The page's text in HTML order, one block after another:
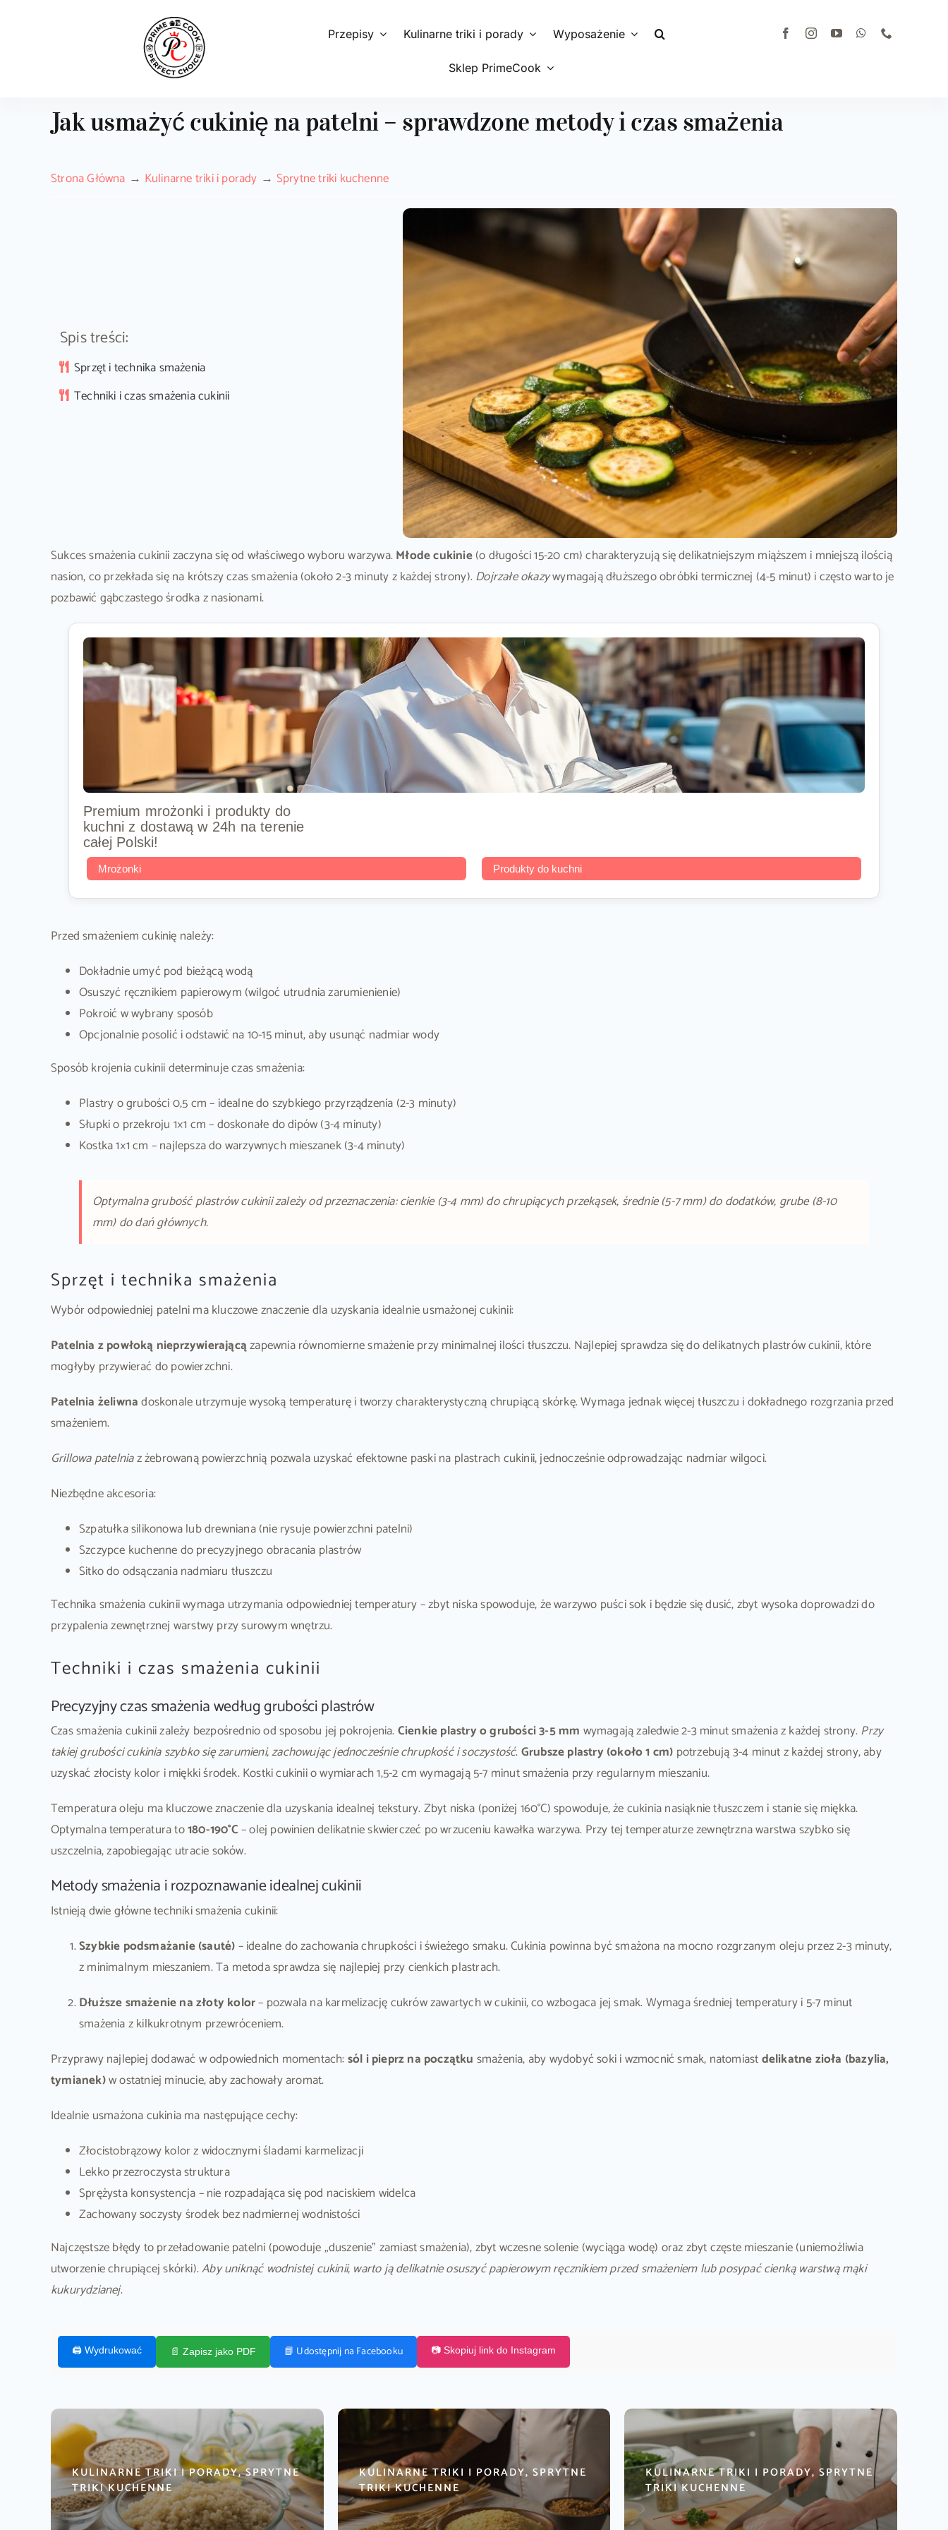
Przepisy Kulinarne triki i porady Wyposażenie
Sklep PrimeCook
Jak usmażyć cukinię na patelni – sprawdzone metody i czas smażenia
Strona Główna Kulinarne triki i porady Sprytne triki kuchenne
Spis treści:
Sprzęt i technika smażenia
Techniki i czas smażenia cukinii
Sukces smażenia cukinii zaczyna się od właściwego wyboru warzywa.Młode cukinie(o długości 15-20 cm) charakteryzują się delikatniejszym miąższem i mniejszą ilością
nasion, co przekłada się na krótszy czas smażenia (około 2-3 minuty z każdej strony).Dojrzałe okazywymagają dłuższego obróbki termicznej (4-5 minut) i często warto je
pozbawić gąbczastego środka z nasionami.
Premium mrożonki i produkty do
kuchni z dostawą w 24h na terenie
całej Polski!
Mrożonki Produkty do kuchni
Przed smażeniem cukinię należy:
Dokładnie umyć pod bieżącą wodą
Osuszyć ręcznikiem papierowym (wilgoć utrudnia zarumienienie)
Pokroić w wybrany sposób
Opcjonalnie posolić i odstawić na 10-15 minut, aby usunąć nadmiar wody
Sposób krojenia cukinii determinuje czas smażenia:
Plastry o grubości 0,5 cm – idealne do szybkiego przyrządzenia (2-3 minuty)
Słupki o przekroju 1×1 cm – doskonałe do dipów (3-4 minuty)
Kostka 1×1 cm – najlepsza do warzywnych mieszanek (3-4 minuty)
Optymalna grubość plastrów cukinii zależy od przeznaczenia: cienkie (3-4 mm) do chrupiących przekąsek, średnie (5-7 mm) do dodatków, grube (8-10
mm) do dań głównych.
Sprzęt i technika smażenia
Wybór odpowiedniej patelni ma kluczowe znaczenie dla uzyskania idealnie usmażonej cukinii:
Patelnia z powłoką nieprzywierającązapewnia równomierne smażenie przy minimalnej ilości tłuszczu. Najlepiej sprawdza się do delikatnych plastrów cukinii, które
mogłyby przywierać do powierzchni.
Patelnia żeliwnadoskonale utrzymuje wysoką temperaturę i tworzy charakterystyczną chrupiącą skórkę. Wymaga jednak więcej tłuszczu i dokładnego rozgrzania przed
smażeniem.
Grillowa patelniaz żebrowaną powierzchnią pozwala uzyskać efektowne paski na plastrach cukinii, jednocześnie odprowadzając nadmiar wilgoci.
Niezbędne akcesoria:
Szpatułka silikonowa lub drewniana (nie rysuje powierzchni patelni)
Szczypce kuchenne do precyzyjnego obracania plastrów
Sitko do odsączania nadmiaru tłuszczu
Technika smażenia cukinii wymaga utrzymania odpowiedniej temperatury – zbyt niska spowoduje, że warzywo puści sok i będzie się dusić, zbyt wysoka doprowadzi do
przypalenia zewnętrznej warstwy przy surowym wnętrzu.
Techniki i czas smażenia cukinii
Precyzyjny czas smażenia według grubości plastrów
Czas smażenia cukinii zależy bezpośrednio od sposobu jej pokrojenia.Cienkie plastry o grubości 3-5 mm wymagają zaledwie 2-3 minut smażenia z każdej strony.Przy
takiej grubości cukinia szybko się zarumieni, zachowując jednocześnie chrupkość i soczystość.Grubsze plastry (około 1 cm) potrzebują 3-4 minut z każdej strony, aby
uzyskać złocisty kolor i miękki środek. Kostki cukinii o wymiarach 1,5-2 cm wymagają 5-7 minut smażenia przy regularnym mieszaniu.
Temperatura oleju ma kluczowe znaczenie dla uzyskania idealnej tekstury. Zbyt niska (poniżej 160°C) spowoduje, że cukinia nasiąknie tłuszczem i stanie się miękka.
Optymalna temperatura to180-190°C– olej powinien delikatnie skwierczeć po wrzuceniu kawałka warzywa. Przy tej temperaturze zewnętrzna warstwa szybko się
uszczelnia, zapobiegając utracie soków.
Metody smażenia i rozpoznawanie idealnej cukinii
Istnieją dwie główne techniki smażenia cukinii:
Szybkie podsmażanie (sauté)– idealne do zachowania chrupkości i świeżego smaku. Cukinia powinna być smażona na mocno rozgrzanym oleju przez 2-3 minuty,
z minimalnym mieszaniem. Ta metoda sprawdza się najlepiej przy cienkich plastrach.
Dłuższe smażenie na złoty kolor– pozwala na karmelizację cukrów zawartych w cukinii, co wzbogaca jej smak. Wymaga średniej temperatury i 5-7 minut
smażenia z kilkukrotnym przewróceniem.
Przyprawy najlepiej dodawać w odpowiednich momentach:sól i pieprz na początku smażenia, aby wydobyć soki i wzmocnić smak, natomiastdelikatne zioła (bazylia,
tymianek)w ostatniej minucie, aby zachowały aromat.
Idealnie usmażona cukinia ma następujące cechy:
Złocistobrązowy kolor z widocznymi śladami karmelizacji
Lekko przezroczysta struktura
Sprężysta konsystencja – nie rozpadająca się pod naciskiem widelca
Zachowany soczysty środek bez nadmiernej wodnistości
Najczęstsze błędy to przeładowanie patelni (powoduje „duszenie” zamiast smażenia), zbyt wczesne solenie (wyciąga wodę) oraz zbyt częste mieszanie (uniemożliwia
utworzenie chrupiącej skórki).Aby uniknąć wodnistej cukinii, warto ją delikatnie osuszyć papierowym ręcznikiem przed smażeniem lub posypać cienką warstwą mąki
kukurydzianej.
🖨️ Wydrukować 📄 Zapisz jako PDF 📘 Udostępnij na Facebooku 📷 Skopiuj link do Instagram
KULINARNE TRIKI I PORADY, SPRYTNE
TRIKI KUCHENNE
KULINARNE TRIKI I PORADY, SPRYTNE
TRIKI KUCHENNE
KULINARNE TRIKI I PORADY, SPRYTNE
TRIKI KUCHENNE